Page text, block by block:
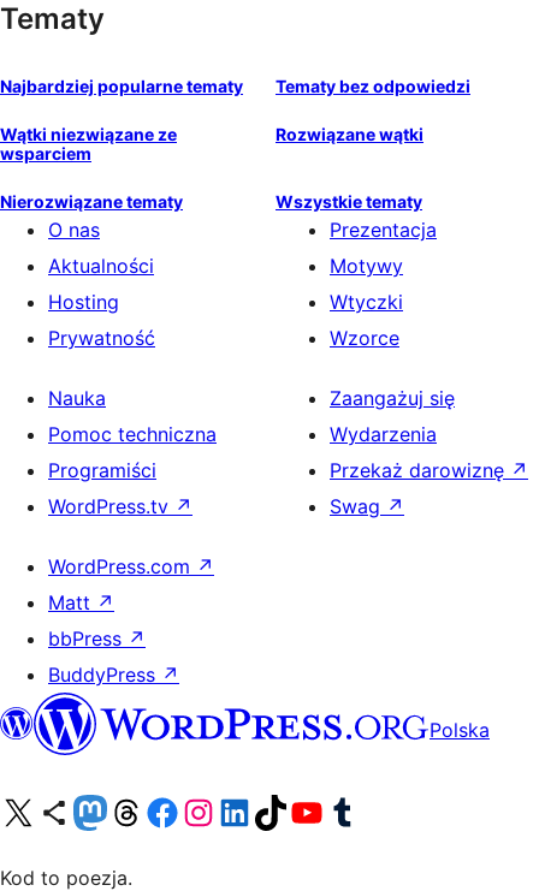
Tematy
Najbardziej popularne tematy Tematy bez odpowiedzi
Wątki niezwiązane ze
wsparciem
Rozwiązane wątki
Nierozwiązane tematy Wszystkie tematy
O nas
Aktualności
Hosting
Prywatność
Prezentacja
Motywy
Wtyczki
Wzorce
Nauka
Pomoc techniczna
Programiści
WordPress.tv ↗
Zaangażuj się
Wydarzenia
Przekaż darowiznę ↗
Swag ↗
WordPress.com ↗
Matt ↗
bbPress ↗
BuddyPress ↗
Polska
Odwiedź nasze konto X (dawniej Twitter)
Odwiedź nasze konto Bluesky
Odwiedź nasze konto na Mastodoncie
Odwiedź naszego Threadsa
Odwiedź naszego Facebooka
Odwiedź nasze konto na Instagramie
Odwiedź nasze konto na LinkedIn
Odwiedź naszego TikToka
Odwiedź nasz kanał YouTube
Odwiedź naszego Tumblra
Kod to poezja.